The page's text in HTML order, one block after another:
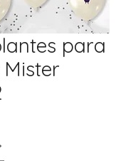
para